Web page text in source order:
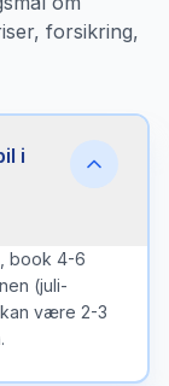
forsikring,
i
book 4-6
(juli-
være 2-3